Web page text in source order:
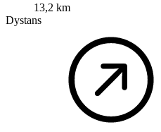
13,2 km
Dystans